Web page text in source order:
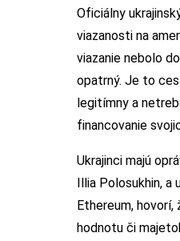
Oficiálny
viazanosti na
viazanie nebolo
opatrný. Je to
legitímny a
financovanie
Ukrajinci majú
Illia Polosukhin,
Ethereum, hovorí,
hodnotu či